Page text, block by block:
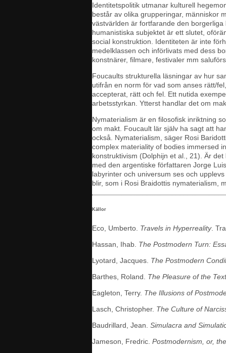
Identitetspolitik utmanar kulturell
består av olika grupperingar, människor
västvärlden är fortfarande den
humanistiska subjektet är ett slutet,
social konstruktion. Identiteten är inte
medelklassen och införlivats med dess
konstnärer, filmare, festivaler mm
Foucaults strukturella läsningar av hur
utifrån en norm för vad som anses rätt/
accepterat, rätt och fel. Ett nutida
arbetsstyrkan. Ytterst handlar det om
Nymaterialism är en filosofisk inriktning
om makt. Foucault lär själv ha sagt att
också. Nymaterialism, säger Rosi
complex materiality of bodies immersed
konstruktivism (Dolphijn et al., 21). Är
med den argentiske författaren Jorge
labyrinter och universum ses och
blir, som i Rosi Braidottis nymaterialism,
Källor
Eco, Umberto. Travels in Hyperreality.
Hassan, Ihab. The Postmodern Turn:
Lyotard, Jacques. The Postmodern
Barthes, Roland. The Pleasure of the Text
Eagleton, Terry. The Illusions of
Lasch, Christopher. The Culture of
Baudrillard, Jean. Simulacra and
Jameson, Fredric. Postmodernism, or,